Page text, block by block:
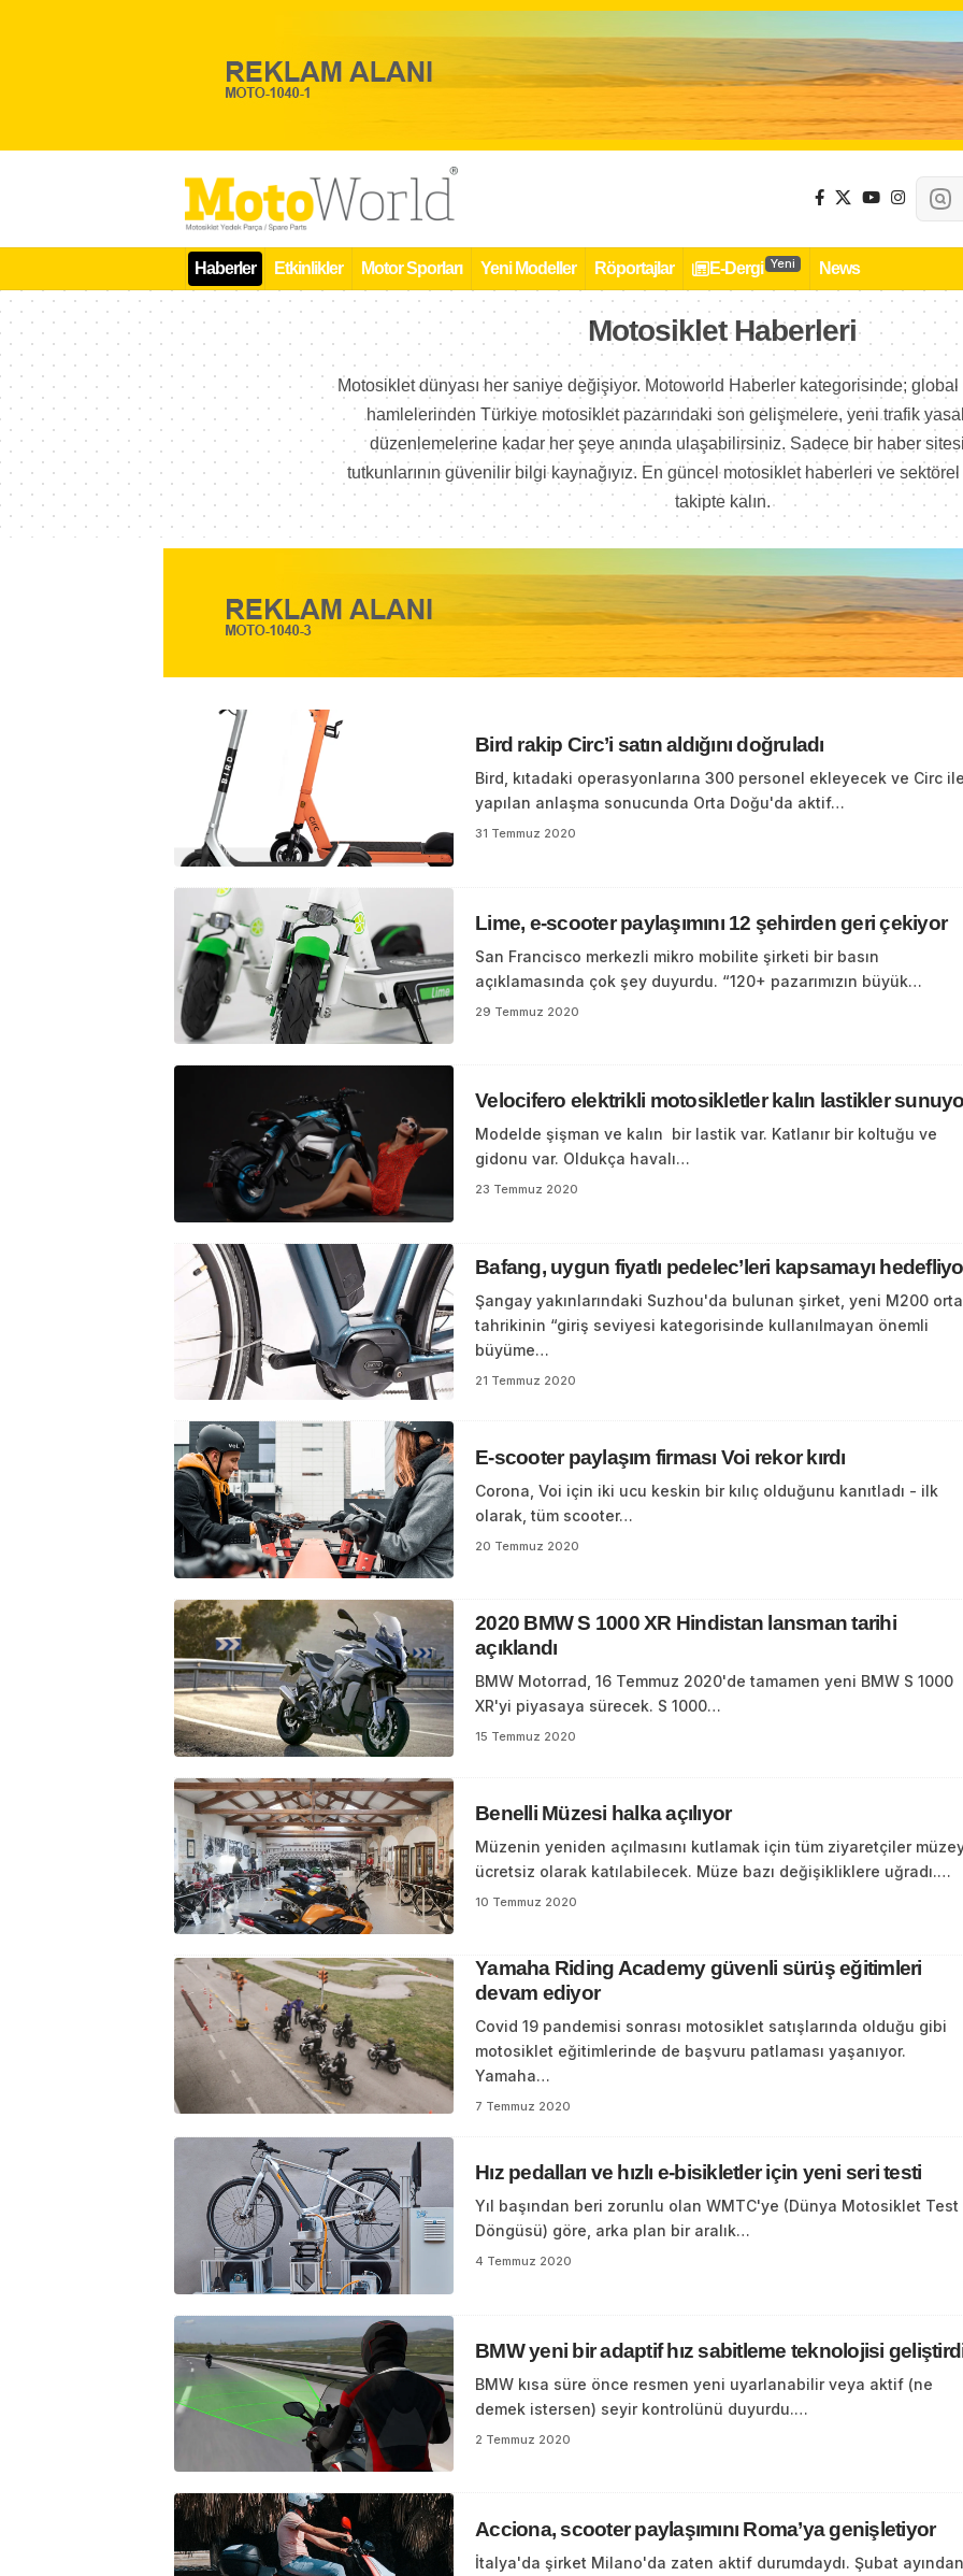
Haberler Etkinlikler Motor Sporları Yeni Modeller Röportajlar E-Dergi Yeni News
Motosiklet Haberleri
Motosiklet dünyası her saniye değişiyor. Motoworld Haberler kategorisinde; global
hamlelerinden Türkiye motosiklet pazarındaki son gelişmelere, yeni trafik
düzenlemelerine kadar her şeye anında ulaşabilirsiniz. Sadece bir haber
tutkunlarının güvenilir bilgi kaynağıyız. En güncel motosiklet haberleri ve
takipte kalın.
Bird rakip Circ’i satın aldığını doğruladı
Bird, kıtadaki operasyonlarına 300 personel ekleyecek ve Circ
yapılan anlaşma sonucunda Orta Doğu'da aktif…
31 Temmuz 2020
Lime, e-scooter paylaşımını 12 şehirden geri çekiyor
San Francisco merkezli mikro mobilite şirketi bir basın
açıklamasında çok şey duyurdu. “120+ pazarımızın büyük…
29 Temmuz 2020
Velocifero elektrikli motosikletler kalın lastikler
Modelde şişman ve kalın bir lastik var. Katlanır bir koltuğu ve
gidonu var. Oldukça havalı…
23 Temmuz 2020
Bafang, uygun fiyatlı pedelec’leri kapsamayı
Şangay yakınlarındaki Suzhou'da bulunan şirket, yeni M200 orta
tahrikinin “giriş seviyesi kategorisinde kullanılmayan önemli
büyüme…
21 Temmuz 2020
E-scooter paylaşım firması Voi rekor kırdı
Corona, Voi için iki ucu keskin bir kılıç olduğunu kanıtladı - ilk
olarak, tüm scooter…
20 Temmuz 2020
2020 BMW S 1000 XR Hindistan lansman tarihi
açıklandı
BMW Motorrad, 16 Temmuz 2020'de tamamen yeni BMW S 1000
XR'yi piyasaya sürecek. S 1000…
15 Temmuz 2020
Benelli Müzesi halka açılıyor
Müzenin yeniden açılmasını kutlamak için tüm ziyaretçiler
ücretsiz olarak katılabilecek. Müze bazı değişikliklere uğradı.…
10 Temmuz 2020
Yamaha Riding Academy güvenli sürüş eğitimleri
devam ediyor
Covid 19 pandemisi sonrası motosiklet satışlarında olduğu gibi
motosiklet eğitimlerinde de başvuru patlaması yaşanıyor.
Yamaha…
7 Temmuz 2020
Hız pedalları ve hızlı e-bisikletler için yeni seri testi
Yıl başından beri zorunlu olan WMTC'ye (Dünya Motosiklet Test
Döngüsü) göre, arka plan bir aralık…
4 Temmuz 2020
BMW yeni bir adaptif hız sabitleme teknolojisi
BMW kısa süre önce resmen yeni uyarlanabilir veya aktif (ne
demek istersen) seyir kontrolünü duyurdu.…
2 Temmuz 2020
Acciona, scooter paylaşımını Roma’ya genişletiyor
İtalya'da şirket Milano'da zaten aktif durumdaydı. Şubat ayından